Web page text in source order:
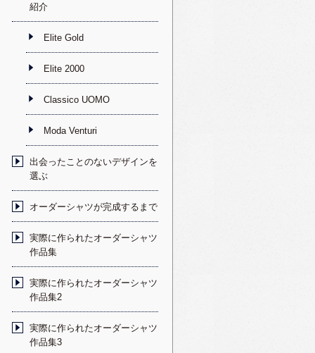
紹介
Elite Gold
Elite 2000
Classico UOMO
Moda Venturi
出会ったことのないデザインを
選ぶ
オーダーシャツが完成するまで
実際に作られたオーダーシャツ
作品集
実際に作られたオーダーシャツ
作品集2
実際に作られたオーダーシャツ
作品集3